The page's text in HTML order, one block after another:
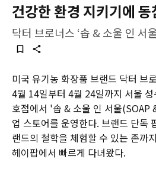
건강한 환경 지키기에
닥터 브로너스 ‘솝 & 소울 인 서
미국 유기농 화장품 브랜드 닥터 브
4월 14일부터 4월 24일까지 서울
호점에서 '솝 & 소울 인 서울
업 스토어를 운영한다. 브랜드 단독
랜드의 철학을 체험할 수 있는 존까
헤이팝에서 빠르게 다녀왔다.